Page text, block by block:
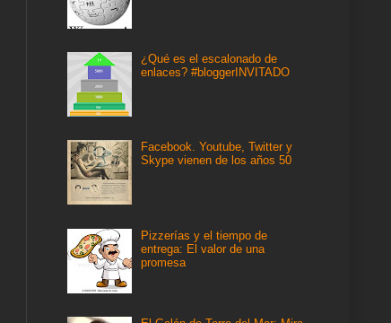
¿Qué es el escalonado de
enlaces? #bloggerINVITADO
Facebook. Youtube, Twitter y
Skype vienen de los años 50
Pizzerías y el tiempo de
entrega: El valor de una
promesa